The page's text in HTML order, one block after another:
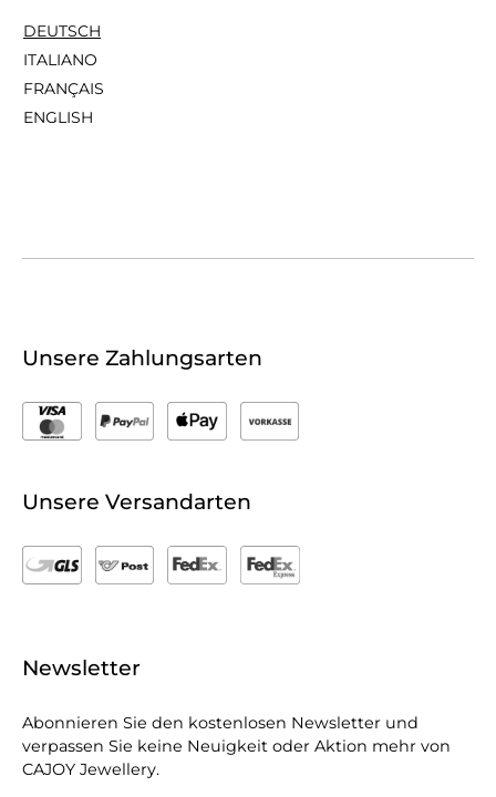
DEUTSCH
ITALIANO
FRANÇAIS
ENGLISH
Unsere Zahlungsarten
Unsere Versandarten
Newsletter
Abonnieren Sie den kostenlosen Newsletter und
verpassen Sie keine Neuigkeit oder Aktion mehr von
CAJOY Jewellery.